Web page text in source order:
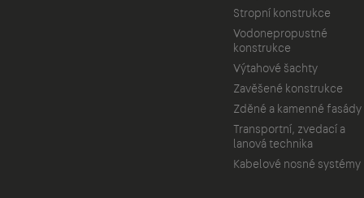
Stropní konstrukce
Vodonepropustné
konstrukce
Výtahové šachty
Zavěšené konstrukce
Zděné a kamenné fasády
Transportní, zvedací a
lanová technika
Kabelové nosné systémy